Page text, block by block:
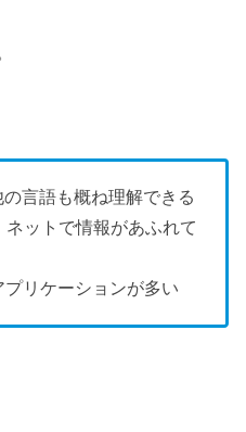
言語も概ね理解できる
ットで情報があふれて
リケーションが多い